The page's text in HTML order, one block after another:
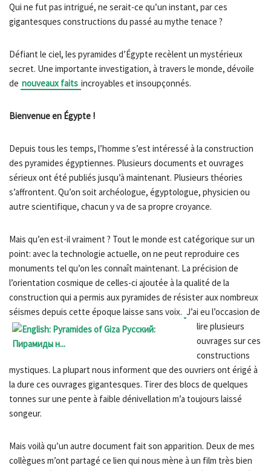
Qui ne fut pas intrigué, ne serait-ce qu’un instant, par ces
gigantesques constructions du passé au mythe tenace ?
Défiant le ciel, les pyramides d’Égypte recèlent un mystérieux
secret. Une importante investigation, à travers le monde, dévoile
de nouveaux faits incroyables et insoupçonnés.
Bienvenue en Égypte !
Depuis tous les temps, l’homme s’est intéressé à la construction
des pyramides égyptiennes. Plusieurs documents et ouvrages
sérieux ont été publiés jusqu’à maintenant. Plusieurs théories
s’affrontent. Qu’on soit archéologue, égyptologue, physicien ou
autre scientifique, chacun y va de sa propre croyance.
Mais qu’en est-il vraiment ? Tout le monde est catégorique sur un
point: avec la technologie actuelle, on ne peut reproduire ces
monuments tel qu’on les connaît maintenant. La précision de
l’orientation cosmique de celles-ci ajoutée à la qualité de la
construction qui a permis aux pyramides de résister aux nombreux
séismes depuis cette époque laisse sans voix. J’ai eu l’occasion de
lire plusieurs
ouvrages sur ces
constructions
mystiques. La plupart nous informent que des ouvriers ont érigé à
la dure ces ouvrages gigantesques. Tirer des blocs de quelques
tonnes sur une pente à faible dénivellation m’a toujours laissé
songeur.
Mais voilà qu’un autre document fait son apparition. Deux de mes
collègues m’ont partagé ce lien qui nous mène à un film très bien